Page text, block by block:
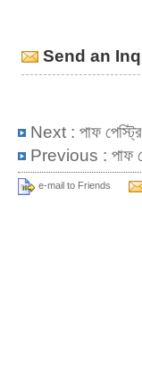
Send an
Next : পাফ
Previous : পাফ
e-mail to Friends